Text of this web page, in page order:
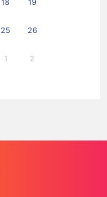
25 26
1 2